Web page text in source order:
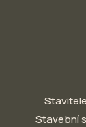
Stavební